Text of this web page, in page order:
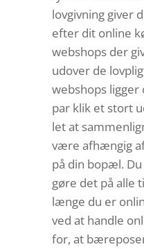
lovgivning giver
efter dit online
webshops der
udover de
webshops
par klik et stort
let at
være afhængig
på din bopæl.
gøre det på alle
længe du er
ved at handle
for, at